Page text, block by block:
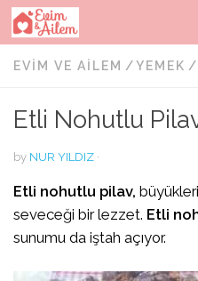
Skip to content
EVIM VE AILEM /YEMEK /
Etli Nohutlu
by NUR YILDIZ ·
Etli nohutlu pilav,
seveceği bir lezzet. Etli
sunumu da iştah açıyor.